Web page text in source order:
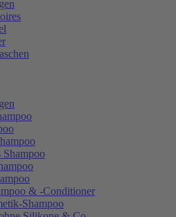
Shampoo
& -Conditioner
Shampoo